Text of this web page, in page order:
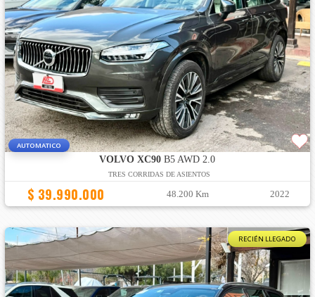
AUTOMATICO
VOLVO XC90 B5 AWD 2.0
TRES CORRIDAS DE ASIENTOS
$ 39.990.000 48.200 Km 2022
RECIÉN LLEGADO